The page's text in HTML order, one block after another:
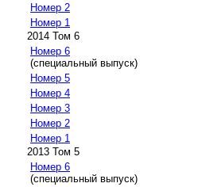
Номер 2
Номер 1
2014 Том 6
Номер 6
(специальный выпуск)
Номер 5
Номер 4
Номер 3
Номер 2
Номер 1
2013 Том 5
Номер 6
(специальный выпуск)